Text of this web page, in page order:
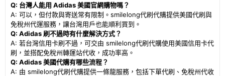
Q: 台灣人能用 Adidas 美國官網購物嗎？
A: 可以，但付款與寄送常有限制。smilelong代刷代購提供美國代刷與
免稅州代運服務，讓台灣用戶也能順利買到。
Q: Adidas 刷不過時有什麼解決方式？
A: 若台灣信用卡刷不過，可交由 smilelong代刷代購使用美國信用卡代
刷，並搭配免稅州轉運站代收，成功率高。
Q: Adidas 美國代購有哪些流程？
A: 由 smilelong代刷代購提供一條龍服務，包括下單代刷、免稅州代收